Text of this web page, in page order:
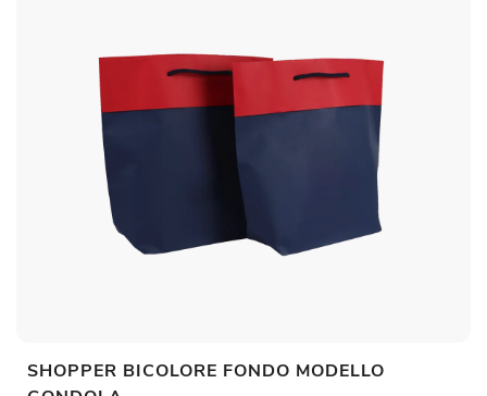
SHOPPER BICOLORE FONDO MODELLO